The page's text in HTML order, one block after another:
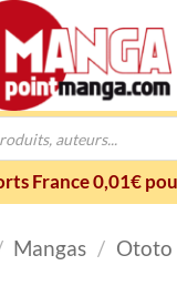
France 0,01€
Mangas / Ototo